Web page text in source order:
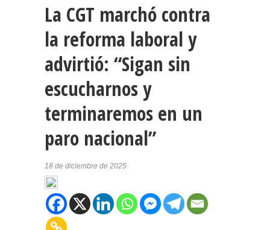
La CGT marchó contra
la reforma laboral y
advirtió: “Sigan sin
escucharnos y
terminaremos en un
paro nacional”
18 de diciembre de 2025